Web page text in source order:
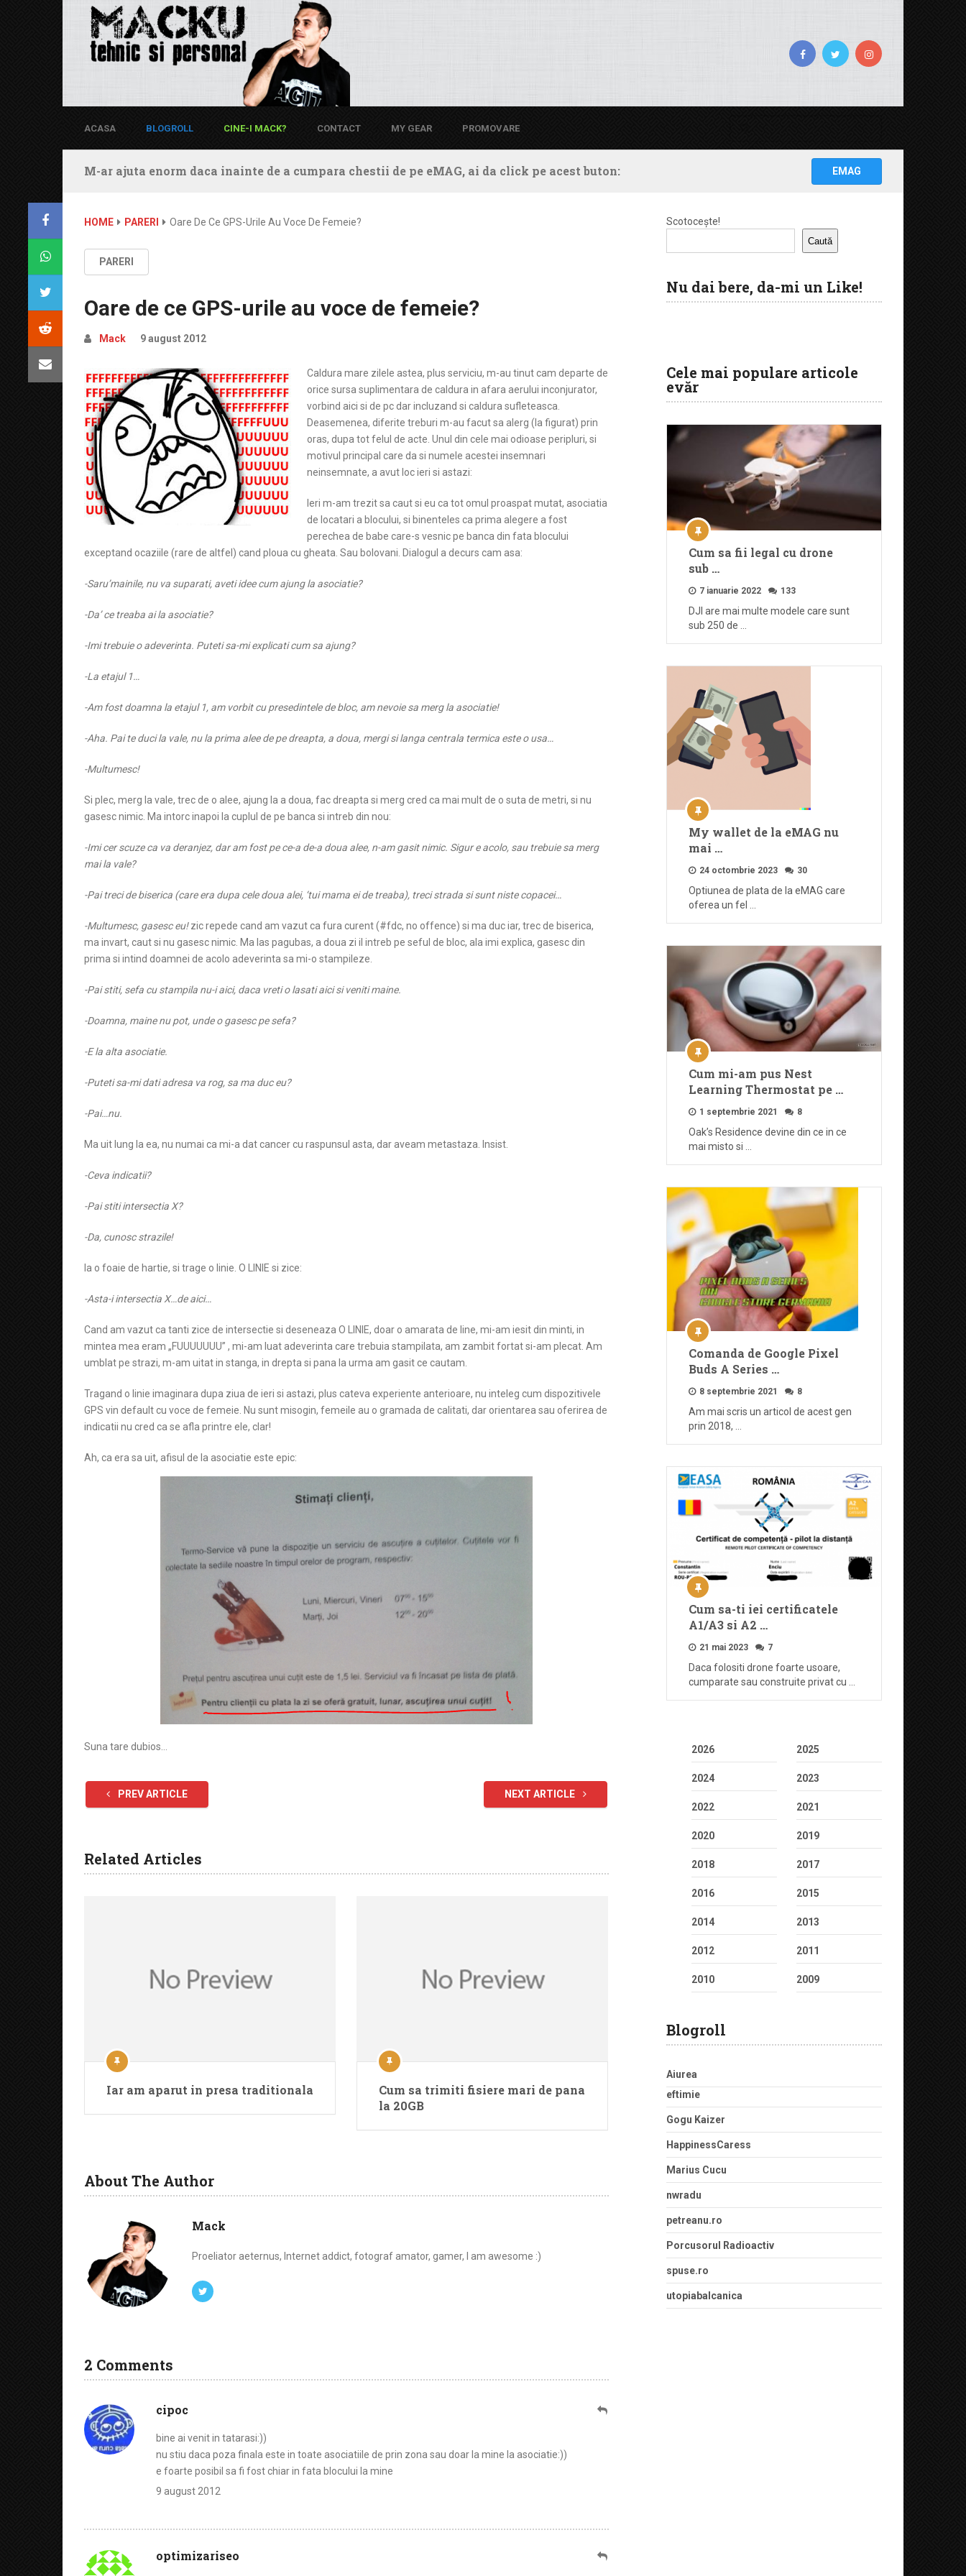
ACASA BLOGROLL CINE-I MACK? CONTACT MY GEAR PROMOVARE
M-ar ajuta enorm daca inainte de a cumpara chestii de pe eMAG, ai da click pe acest buton: EMAG
HOME PARERI Oare De Ce GPS-Urile Au Voce De Femeie?
PARERI
Oare de ce GPS-urile au voce de femeie?
Mack 9 august 2012
Caldura mare zilele astea, plus serviciu, m-au tinut cam departe de
orice sursa suplimentara de caldura in afara aerului inconjurator,
vorbind aici si de pc dar incluzand si caldura sufleteasca.
Deasemenea, diferite treburi m-au facut sa alerg (la figurat) prin
oras, dupa tot felul de acte. Unul din cele mai odioase peripluri, si
motivul principal care da si numele acestei insemnari
neinsemnate, a avut loc ieri si astazi:
Ieri m-am trezit sa caut si eu ca tot omul proaspat mutat, asociatia
de locatari a blocului, si binenteles ca prima alegere a fost
perechea de babe care-s vesnic pe banca din fata blocului
exceptand ocaziile (rare de altfel) cand ploua cu gheata. Sau bolovani. Dialogul a decurs cam asa:
-Saru’mainile, nu va suparati, aveti idee cum ajung la asociatie?
-Da’ ce treaba ai la asociatie?
-Imi trebuie o adeverinta. Puteti sa-mi explicati cum sa ajung?
-La etajul 1…
-Am fost doamna la etajul 1, am vorbit cu presedintele de bloc, am nevoie sa merg la asociatie!
-Aha. Pai te duci la vale, nu la prima alee de pe dreapta, a doua, mergi si langa centrala termica este o usa…
-Multumesc!
Si plec, merg la vale, trec de o alee, ajung la a doua, fac dreapta si merg cred ca mai mult de o suta de metri, si nu
gasesc nimic. Ma intorc inapoi la cuplul de pe banca si intreb din nou:
-Imi cer scuze ca va deranjez, dar am fost pe ce-a de-a doua alee, n-am gasit nimic. Sigur e acolo, sau trebuie sa merg
mai la vale?
-Pai treci de biserica (care era dupa cele doua alei, ‘tui mama ei de treaba), treci strada si sunt niste copacei…
-Multumesc, gasesc eu!zic repede cand am vazut ca fura curent (#fdc, no offence) si ma duc iar, trec de biserica,
ma invart, caut si nu gasesc nimic. Ma las pagubas, a doua zi il intreb pe seful de bloc, ala imi explica, gasesc din
prima si intind doamnei de acolo adeverinta sa mi-o stampileze.
-Pai stiti, sefa cu stampila nu-i aici, daca vreti o lasati aici si veniti maine.
-Doamna, maine nu pot, unde o gasesc pe sefa?
-E la alta asociatie.
-Puteti sa-mi dati adresa va rog, sa ma duc eu?
-Pai…nu.
Ma uit lung la ea, nu numai ca mi-a dat cancer cu raspunsul asta, dar aveam metastaza. Insist.
-Ceva indicatii?
-Pai stiti intersectia X?
-Da, cunosc strazile!
Ia o foaie de hartie, si trage o linie. O LINIE si zice:
-Asta-i intersectia X…de aici…
Cand am vazut ca tanti zice de intersectie si deseneaza O LINIE, doar o amarata de line, mi-am iesit din minti, in
mintea mea eram „FUUUUUUU” , mi-am luat adeverinta care trebuia stampilata, am zambit fortat si-am plecat. Am
umblat pe strazi, m-am uitat in stanga, in drepta si pana la urma am gasit ce cautam.
Tragand o linie imaginara dupa ziua de ieri si astazi, plus cateva experiente anterioare, nu inteleg cum dispozitivele
GPS vin default cu voce de femeie. Nu sunt misogin, femeile au o gramada de calitati, dar orientarea sau oferirea de
indicatii nu cred ca se afla printre ele, clar!
Ah, ca era sa uit, afisul de la asociatie este epic:
Suna tare dubios…
PREV ARTICLE NEXT ARTICLE
Related Articles
Iar am aparut in presa traditionala
Cum sa trimiti fisiere mari de pana
la 20GB
About The Author
Mack
Proeliator aeternus, Internet addict, fotograf amator, gamer, I am awesome :)
2 Comments
cipoc
bine ai venit in tatarasi:))
nu stiu daca poza finala este in toate asociatiile de prin zona sau doar la mine la asociatie:))
e foarte posibil sa fi fost chiar in fata blocului la mine
9 august 2012
optimizariseo
Scotocește!
Caută
Nu dai bere, da-mi un Like!
Cele mai populare articole
evăr
Cum sa fii legal cu drone
sub …
7 ianuarie 2022 133
DJI are mai multe modele care sunt
sub 250 de …
My wallet de la eMAG nu
mai …
24 octombrie 2023 30
Optiunea de plata de la eMAG care
oferea un fel …
Cum mi-am pus Nest
Learning Thermostat pe …
1 septembrie 2021 8
Oak’s Residence devine din ce in ce
mai misto si …
Comanda de Google Pixel
Buds A Series …
8 septembrie 2021 8
Am mai scris un articol de acest gen
prin 2018, …
Cum sa-ti iei certificatele
A1/A3 si A2 …
21 mai 2023 7
Daca folositi drone foarte usoare,
cumparate sau construite privat cu …
2026 2025
2024 2023
2022 2021
2020 2019
2018 2017
2016 2015
2014 2013
2012 2011
2010 2009
Blogroll
Aiurea
eftimie
Gogu Kaizer
HappinessCaress
Marius Cucu
nwradu
petreanu.ro
Porcusorul Radioactiv
spuse.ro
utopiabalcanica